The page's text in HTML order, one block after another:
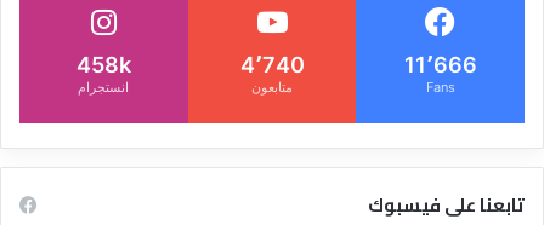
11٬666
Fans
4٬740
متابعون
458k
انستجرام
تابعنا على فيسبوك